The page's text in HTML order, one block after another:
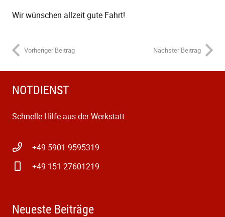
Wir wünschen allzeit gute Fahrt!
Vorheriger Beitrag Nächster Beitrag
NOTDIENST
Schnelle Hilfe aus der Werkstatt
+49 5901 9595319
+49 151 27601219
Neueste Beiträge